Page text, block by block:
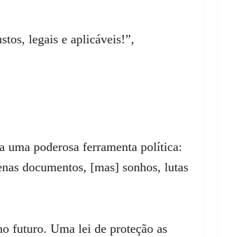
legais e aplicáveis!”,
uma poderosa ferramenta política:
documentos, [mas] sonhos, lutas
futuro. Uma lei de proteção as